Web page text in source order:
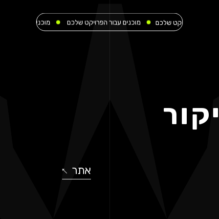
אתר ↓
↓
מוכנים עבור הפרויקט שלכם מוכנים עבור הפרויקט שלכם